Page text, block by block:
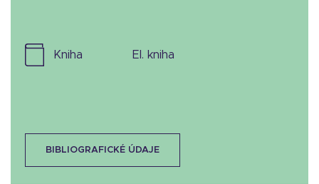
kniha el. kniha
BIBLIOGRAFICKÉ ÚDAJE